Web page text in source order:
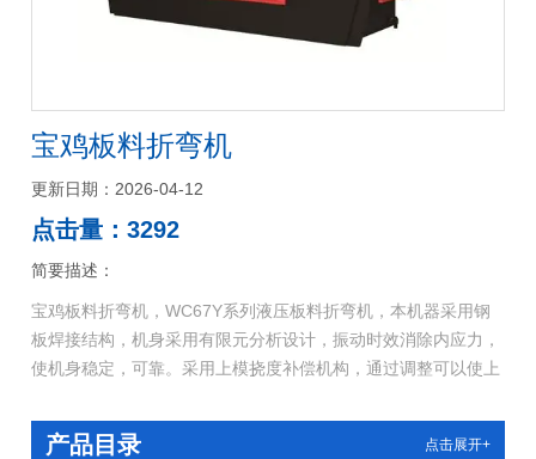
宝鸡板料折弯机
更新日期：2026-04-12
点击量：3292
简要描述：
宝鸡板料折弯机，WC67Y系列液压板料折弯机，本机器采用钢
板焊接结构，机身采用有限元分析设计，振动时效消除内应力，
使机身稳定，可靠。采用上模挠度补偿机构，通过调整可以使上
台和滑块产生的挠度，提高了工件的折弯精度。
产品目录 点击展开+